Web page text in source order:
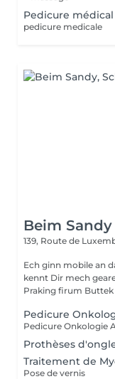
Pedicure médical
pedicure medicale
Beim Sandy
139, Route de
Ech ginn mobile an
kennt Dir mech gearen Kontakteiren . Villmols Merci
Praking firum Buttek
Pedicure
Pedicure Onkologie
Prothèses
Traitement de
Pose de vernis